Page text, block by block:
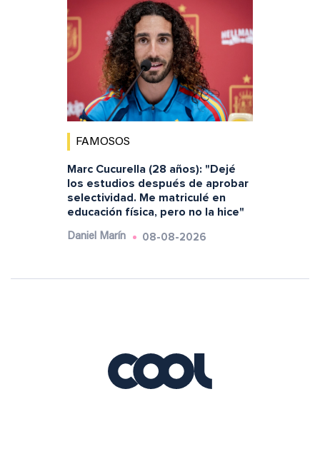
FAMOSOS
Marc Cucurella (28 años): "Dejé
los estudios después de aprobar
selectividad. Me matriculé en
educación física, pero no la hice"
Daniel Marín 08-08-2026